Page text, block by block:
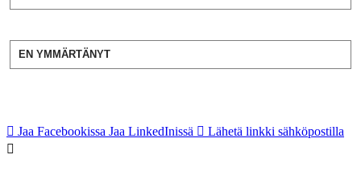
EN YMMÄRTÄNYT
Jaa Facebookissa Jaa LinkedInissä Lähetä linkki sähköpostilla